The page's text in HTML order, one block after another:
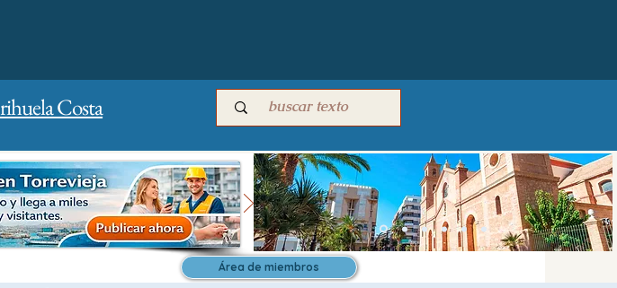
Costa
Área de miembros